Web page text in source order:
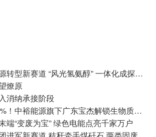
绿色甲醇开辟能源转型新赛道 “风光氢氨醇” 一体化成探索方向
燎原
消纳承接阶段
蒸汽成本直降30%！中裕能源旗下广东宝杰解锁生物质供热新范式
端“变废为宝” 绿色电能点亮千家万户